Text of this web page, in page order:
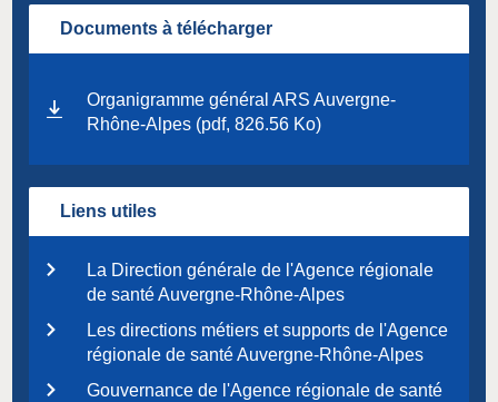
Documents à télécharger
Organigramme général ARS Auvergne-
Rhône-Alpes (pdf, 826.56 Ko)
Liens utiles
La Direction générale de l'Agence régionale
de santé Auvergne-Rhône-Alpes
Les directions métiers et supports de l'Agence
régionale de santé Auvergne-Rhône-Alpes
Gouvernance de l'Agence régionale de santé